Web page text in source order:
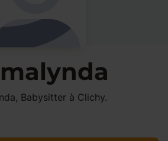
Babysitter à Clichy.